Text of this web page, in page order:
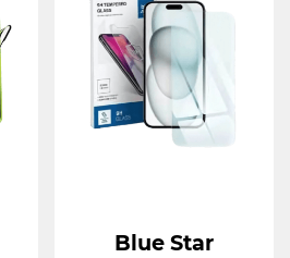
Blue Star